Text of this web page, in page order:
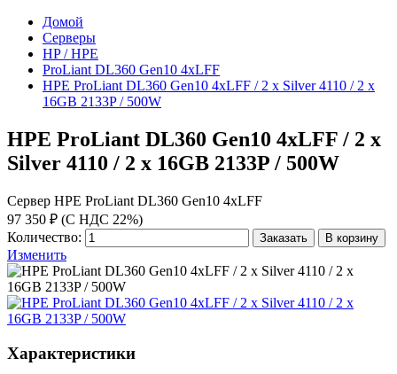
Домой
Серверы
HP / HPE
ProLiant DL360 Gen10 4xLFF
HPE ProLiant DL360 Gen10 4xLFF / 2 x Silver 4110 / 2 x
16GB 2133P / 500W
HPE ProLiant DL360 Gen10 4xLFF / 2 x
Silver 4110 / 2 x 16GB 2133P / 500W
Сервер HPE ProLiant DL360 Gen10 4xLFF
97 350 ₽ (С НДС 22%)
Количество:
Заказать В корзину
Изменить
Характеристики